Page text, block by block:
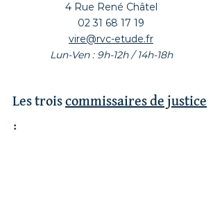
4 Rue René Châtel
02 31 68 17 19
vire@rvc-etude.fr
Lun-Ven : 9h-12h / 14h-18h
Les trois commissaires de justice
: